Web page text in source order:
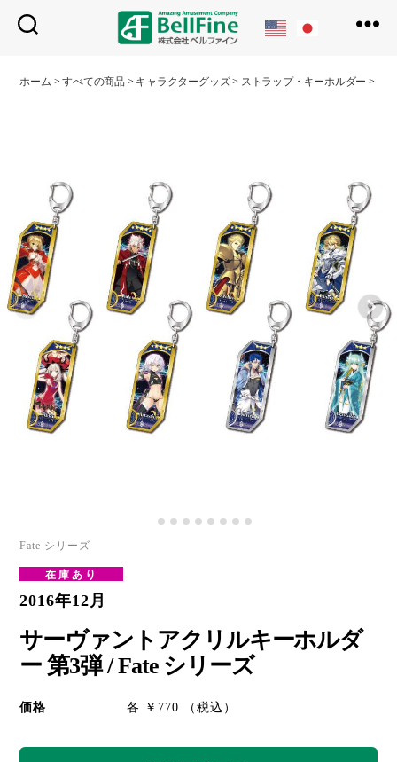
フ
ホーム >すべての商品 > キャラクターグッズ> ストラップ・キーホルダー >
Fate シリーズ
在庫あり
2016年12月
サーヴァントアクリルキーホルダ
ー 第3弾 / Fate シリーズ
価格 各 ￥770 （税込）